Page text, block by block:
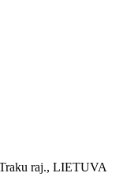
raj., LIETUVA